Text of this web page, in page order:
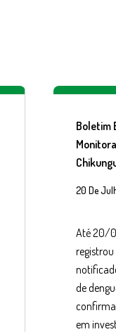
Boletim
20 De
Até 20/
de
em